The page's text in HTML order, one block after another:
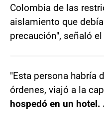
Colombia de las
aislamiento que
precaución", señaló
"Esta persona habría
órdenes, viajó a la
hospedó en un hotel.